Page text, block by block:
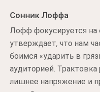
Сонник Лоффа
Лофф фокусируется на
утверждает, что нам
боимся «ударить в
аудиторией.
лишнее напряжение и